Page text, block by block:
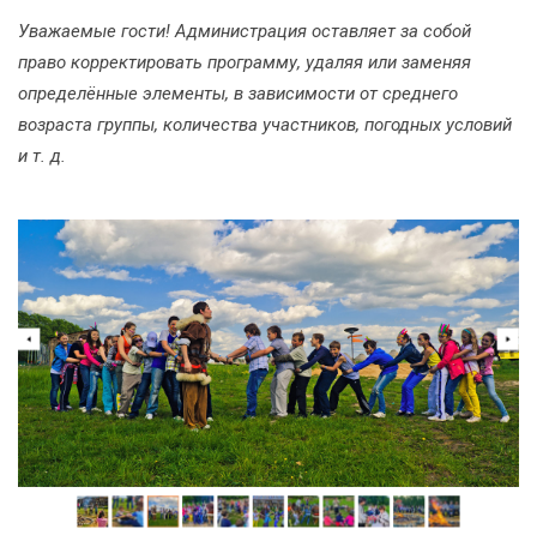
Уважаемые гости! Администрация оставляет за собой
право корректировать программу, удаляя или заменяя
определённые элементы, в зависимости от среднего
возраста группы, количества участников, погодных условий
и т. д.